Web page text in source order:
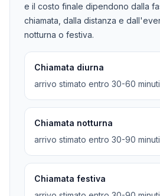
e il costo finale dipendono dalla
chiamata, dalla distanza e
notturna o festiva.
Chiamata diurna
arrivo stimato entro 30-60 minuti
Chiamata notturna
arrivo stimato entro 30-90 minuti
Chiamata festiva